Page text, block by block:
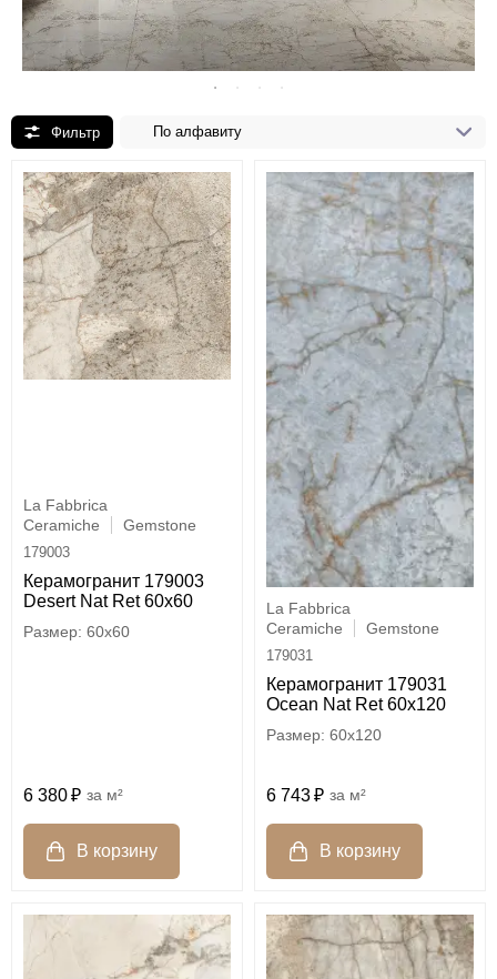
По алфавиту
La Fabbrica
Ceramiche
Gemstone
179003
Керамогранит 179003
Desert Nat Ret 60x60
60x60
6 380 м²
La Fabbrica
Ceramiche
Gemstone
179031
Керамогранит 179031
Ocean Nat Ret 60x120
60x120
6 743 м²